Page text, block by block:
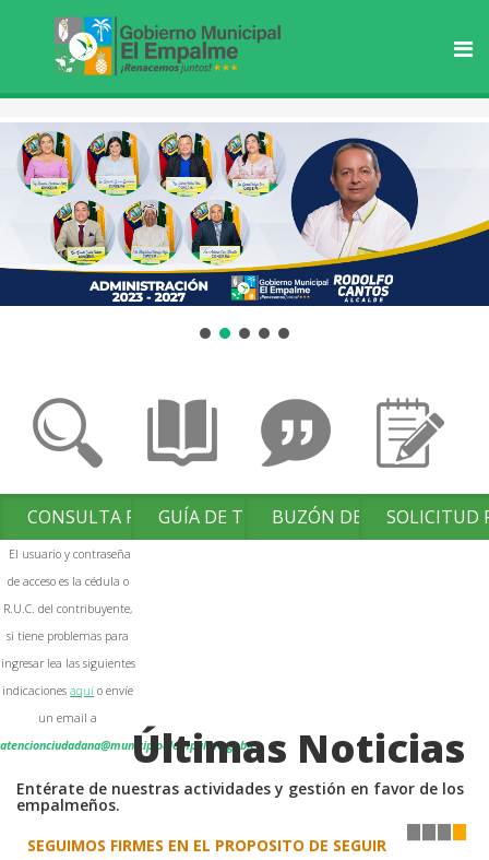
CONSULTA FACTURAS
El usuario y contraseña
de acceso es la cédula o
R.U.C. del contribuyente,
si tiene problemas para
ingresar lea las siguientes
indicacionesaquí o envíe
un email a
atencionciudadana@municipioelempalme.gob.ec
GUÍA DE TRÁMITESBUZÓN DE SUGERENCIAS
SOLICITUD
Últimas Noticias
Entérate de nuestras actividades y gestión en favor de los
empalmeños.
1 2 3
SEGUIMOS FIRMES EN EL PROPOSITO DE SEGUIR